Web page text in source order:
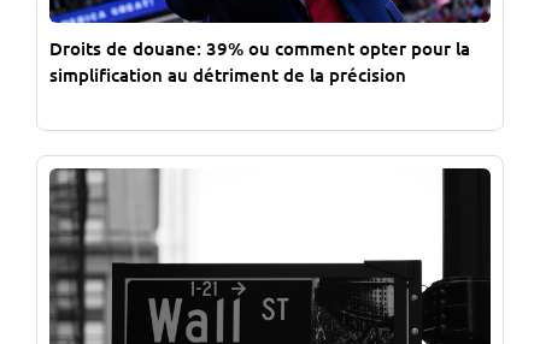
Droits de douane: 39% ou comment opter pour la
simplification au détriment de la précision